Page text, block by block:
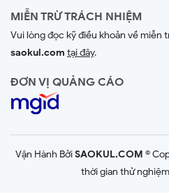
MIỄN TRỪ TRÁCH NHIỆM
Vui lòng đọc kỹ điều khoản về miễn
saokul.com tại đây.
ĐƠN VỊ QUẢNG CÁO
Vận Hành BởiSAOKUL.COM ©
thời gian thử